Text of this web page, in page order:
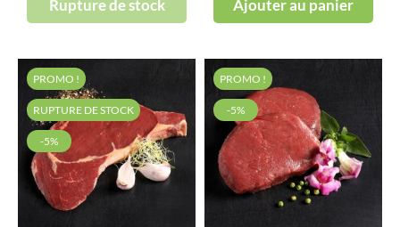
Rupture de stock Ajouter au panier
PROMO !
RUPTURE DE STOCK
-5%
PROMO !
-5%